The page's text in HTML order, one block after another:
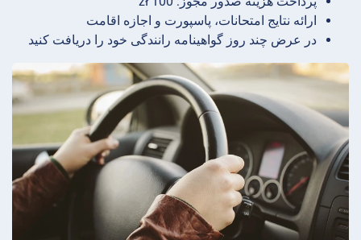
ارائه نتایج امتحانات، پاسپورت و اجازه اقامت
در عرض چند روز گواهینامه رانندگی خود را دریافت کنید